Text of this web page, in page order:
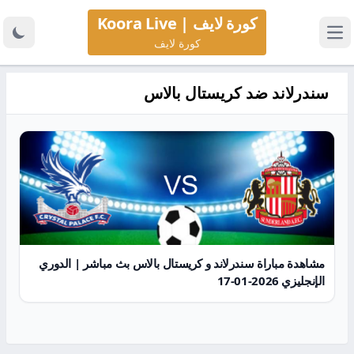
كورة لايف | Koora Live
كورة لايف
سندرلاند ضد كريستال بالاس
مشاهدة مباراة سندرلاند و كريستال بالاس بث مباشر | الدوري
الإنجليزي 2026-01-17